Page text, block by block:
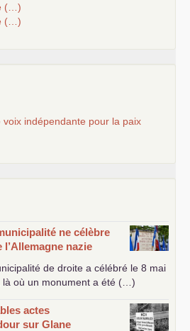
(…)
(…)
indépendante pour la paix
ne célèbre
nazie
de droite a célébré le 8 mai
là où un monument a été (…)
actes
sur Glane